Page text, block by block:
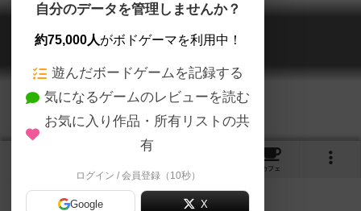
乗り間違い
Auf falscher Faehrte
カフェ
自分のデータを管理しませんか？
約75,000人がボドゲーマを利用中！
遊んだボードゲームを記録する
気になるゲームのレビューを読む
お気に入り作品・所有リストの共
有
ログイン / 会員登録（10秒）
Google X